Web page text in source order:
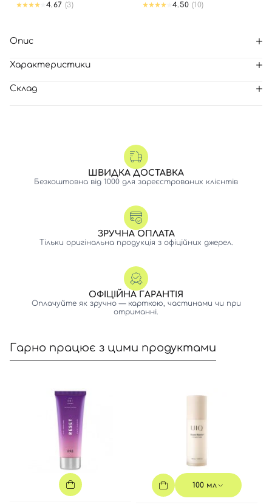
4.67 (3)
4.50 (10)
Опис
Характеристики
Склад
ШВИДКА ДОСТАВКА
Безкоштовна від 1000 для зареєстрованих клієнтів
ЗРУЧНА ОПЛАТА
Тільки оригінальна продукція з офіційних джерел.
ОФІЦІЙНА ГАРАНТІЯ
Оплачуйте як зручно — карткою, частинами чи при
отриманні.
Гарно працює з цими продуктами
100 мл